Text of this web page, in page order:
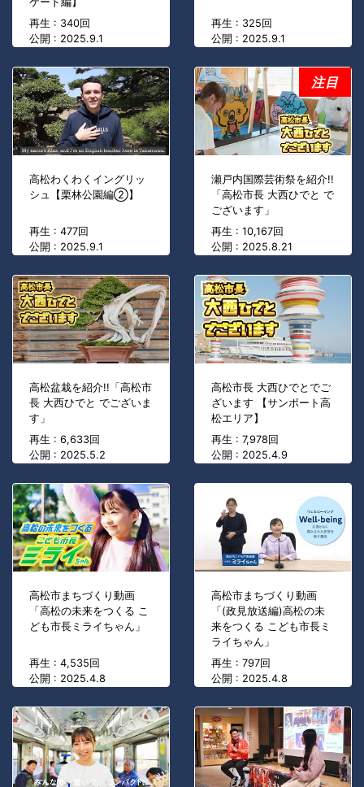
再生 : 340回
公開 : 2025.9.1
再生 : 325回
公開 : 2025.9.1
高松わくわくイングリッ
シュ【栗林公園編②】
再生 : 477回
公開 : 2025.9.1
瀬戸内国際芸術祭を紹介!!
「高松市長 大西ひでと で
ございます」
再生 : 10,167回
公開 : 2025.8.21
注目
高松盆栽を紹介!!「高松市
長 大西ひでと でございま
す」
再生 : 6,633回
公開 : 2025.5.2
高松市長 大西ひでとでご
ざいます 【サンポート高
松エリア】
再生 : 7,978回
公開 : 2025.4.9
高松市まちづくり動画
「高松の未来をつくる こ
ども市長ミライちゃん」
再生 : 4,535回
公開 : 2025.4.8
高松市まちづくり動画
「(政見放送編)高松の未
来をつくる こども市長ミ
ライちゃん」
再生 : 797回
公開 : 2025.4.8